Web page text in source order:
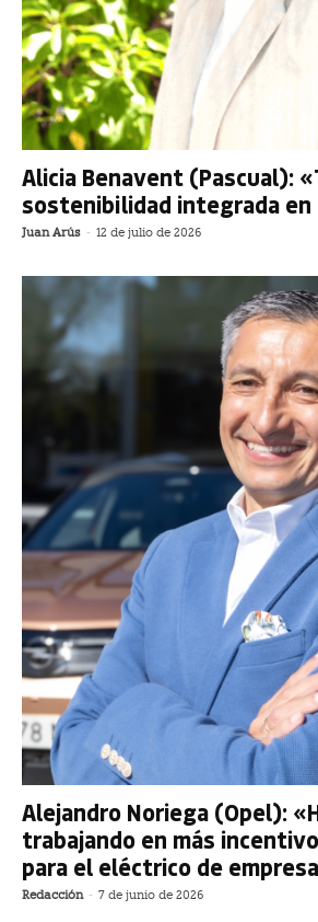
Alicia Benavent (Pascual):
sostenibilidad integrada en
Juan Arús - 12 de julio de 2026
Alejandro Noriega (Opel):
trabajando en más
para el eléctrico de
Redacción - 7 de junio de 2026